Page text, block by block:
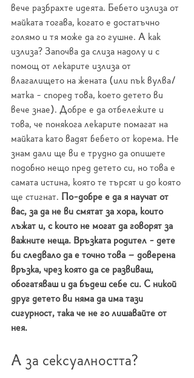
вече разбрахте идеята. Бебето излиза от
майката тогава, когато е достатъчно
голямо и тя може да го гушне. А как
излиза? Започва да слиза надолу и с
помощ от лекарите излиза от
влагалището на жената (или пък вулва/
матка - според това, което детето ви
вече знае). Добре е да отбележите и
това, че понякога лекарите помагат на
майката като вадят бебето от корема. Не
знам дали ще ви е трудно да опишете
подобно нещо пред детето си, но това е
самата истина, която те търсят и до която
ще стигнат. По-добре е да я научат от
вас, за да не ви смятат за хора, които
лъжат и, с които не могат да говорят за
важните неща. Връзката родител - дете
би следвало да е точно това – доверена
връзка, чрез която да се развиваш,
обогатяваш и да бъдеш себе си. С никой
друг детето ви няма да има тази
сигурност, така че не го лишавайте от
нея.
А за сексуалността?